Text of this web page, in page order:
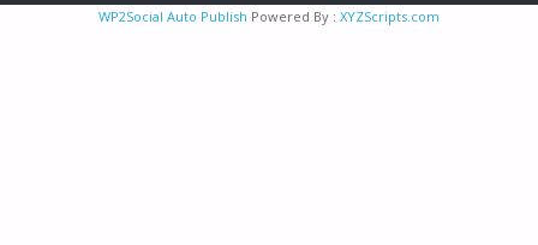
WP2Social Auto Publish Powered By : XYZScripts.com